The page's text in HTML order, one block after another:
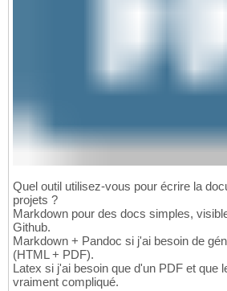
Quel outil utilisez-vous pour écrire la
projets ?
Markdown pour des docs simples,
Github.
Markdown + Pandoc si j'ai besoin de
(HTML + PDF).
Latex si j'ai besoin que d'un PDF et que
vraiment compliqué.